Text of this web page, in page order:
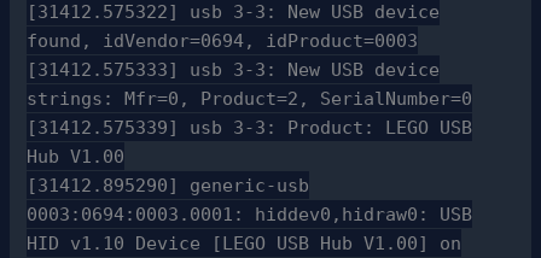
[31412.575322] usb 3-3: New USB device
found, idVendor=0694, idProduct=0003
[31412.575333] usb 3-3: New USB device
strings: Mfr=0, Product=2, SerialNumber=0
[31412.575339] usb 3-3: Product: LEGO USB
Hub V1.00
[31412.895290] generic-usb
0003:0694:0003.0001: hiddev0,hidraw0: USB
HID v1.10 Device [LEGO USB Hub V1.00] on